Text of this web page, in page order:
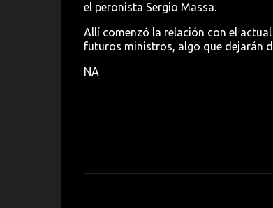
el peronista Sergio Massa.
Allí comenzó la relación con el
futuros ministros, algo que dejarán
NA